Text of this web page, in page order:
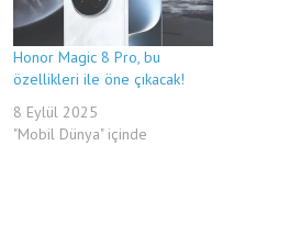
Honor Magic 8 Pro, bu
özellikleri ile öne çıkacak!
8 Eylül 2025
"Mobil Dünya" içinde